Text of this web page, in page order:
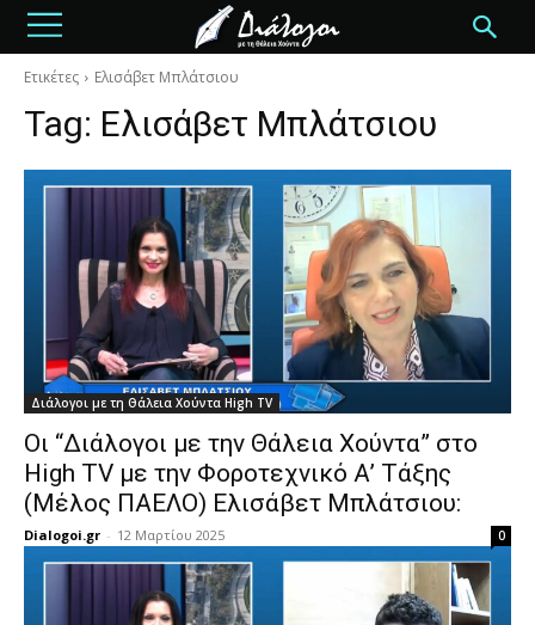
Ετικέτες Ελισάβετ Μπλάτσιου
Tag: Ελισάβετ Μπλάτσιου
Διάλογοι με τη Θάλεια Χούντα High TV
Οι “Διάλογοι με την Θάλεια Χούντα” στο
High TV με την Φοροτεχνικό Α’ Τάξης
(Μέλος ΠΑΕΛΟ) Ελισάβετ Μπλάτσιου:
Dialogoi.gr - 12 Μαρτίου 2025 0